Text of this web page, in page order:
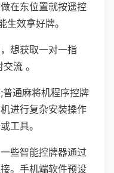
在东位置就按遥控
效拿好牌。
想获取一对一指
流 。
通麻将机程序控牌
进行复杂安装操作
工具。
些智能控牌器通过
。手机端软件预设